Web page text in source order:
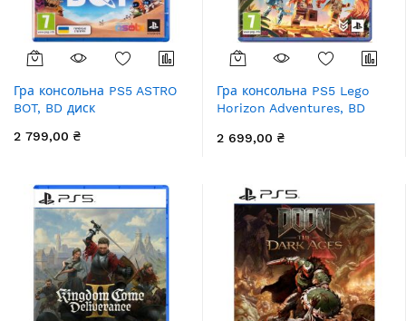
Гра консольна PS5 ASTRO
BOT, BD диск
2 799,00 ₴
Гра консольна PS5 Lego
Horizon Adventures, BD
2 699,00 ₴